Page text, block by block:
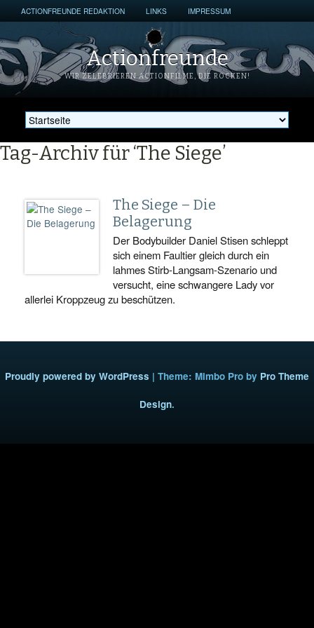
ACTIONFREUNDE REDAKTION LINKS IMPRESSUM
Actionfreunde
WIR ZELEBRIEREN ACTIONFILME, DIE ROCKEN!
Tag-Archiv für ‘The Siege’
The Siege – Die
Belagerung
Der Bodybuilder Daniel Stisen schleppt
sich einem Faultier gleich durch ein
lahmes Stirb-Langsam-Szenario und
versucht, eine schwangere Lady vor
allerlei Kroppzeug zu beschützen.
Proudly powered by WordPress | Theme: Mimbo Pro by Pro Theme
Design.